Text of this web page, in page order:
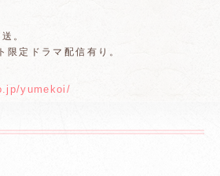
。
定ドラマ配信有り。
yumekoi/